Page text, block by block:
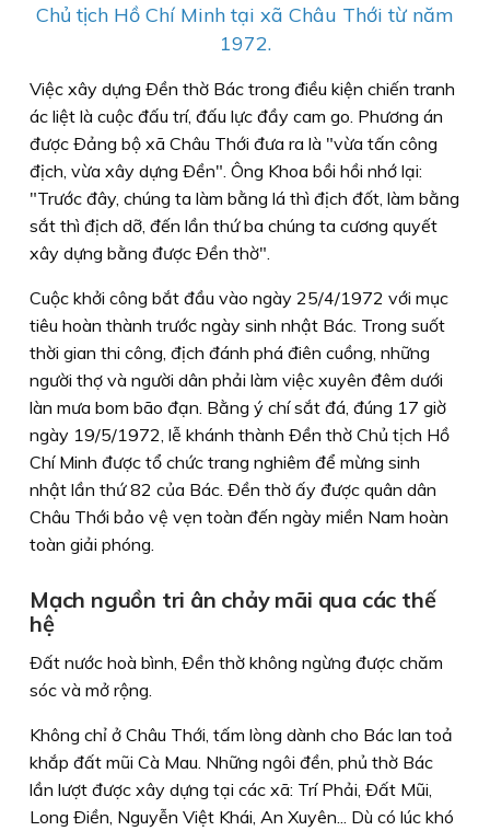
Chủ tịch Hồ Chí Minh tại xã Châu Thới từ năm
1972.
Việc xây dựng Ðền thờ Bác trong điều kiện chiến tranh
ác liệt là cuộc đấu trí, đấu lực đầy cam go. Phương án
được Ðảng bộ xã Châu Thới đưa ra là "vừa tấn công
địch, vừa xây dựng Ðền". Ông Khoa bồi hồi nhớ lại:
"Trước đây, chúng ta làm bằng lá thì địch đốt, làm bằng
sắt thì địch dỡ, đến lần thứ ba chúng ta cương quyết
xây dựng bằng được Ðền thờ".
Cuộc khởi công bắt đầu vào ngày 25/4/1972 với mục
tiêu hoàn thành trước ngày sinh nhật Bác. Trong suốt
thời gian thi công, địch đánh phá điên cuồng, những
người thợ và người dân phải làm việc xuyên đêm dưới
làn mưa bom bão đạn. Bằng ý chí sắt đá, đúng 17 giờ
ngày 19/5/1972, lễ khánh thành Ðền thờ Chủ tịch Hồ
Chí Minh được tổ chức trang nghiêm để mừng sinh
nhật lần thứ 82 của Bác. Ðền thờ ấy được quân dân
Châu Thới bảo vệ vẹn toàn đến ngày miền Nam hoàn
toàn giải phóng.
Mạch nguồn tri ân chảy mãi qua các thế
hệ
Ðất nước hoà bình, Ðền thờ không ngừng được chăm
sóc và mở rộng.
Không chỉ ở Châu Thới, tấm lòng dành cho Bác lan toả
khắp đất mũi Cà Mau. Những ngôi đền, phủ thờ Bác
lần lượt được xây dựng tại các xã: Trí Phải, Ðất Mũi,
Long Ðiền, Nguyễn Việt Khái, An Xuyên... Dù có lúc khó